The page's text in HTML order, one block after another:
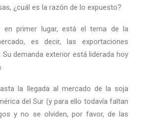
¿cuál es la razón de lo expuesto?
en primer lugar, está el tema de la
es decir, las exportaciones
Su demanda exterior está liderada hoy
la llegada al mercado de la soja
del Sur (y para ello todavía faltan
y no se olviden, por favor, de las